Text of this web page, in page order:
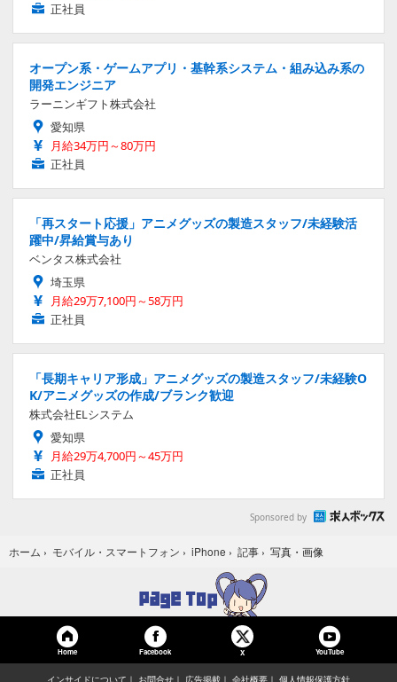
正社員
オープン系・ゲームアプリ・基幹系システム・組み込み系の
開発エンジニア
ラーニンギフト株式会社
愛知県
月給34万円～80万円
正社員
「再スタート応援」アニメグッズの製造スタッフ/未経験活
躍中/昇給賞与あり
ベンタス株式会社
埼玉県
月給29万7,100円～58万円
正社員
「長期キャリア形成」アニメグッズの製造スタッフ/未経験O
K/アニメグッズの作成/ブランク歓迎
株式会社ELシステム
愛知県
月給29万4,700円～45万円
正社員
Sponsored by
ホーム › モバイル・スマートフォン › iPhone › 記事 › 写真・画像
Home Facebook X YouTube
インサイドについて お問合せ 広告掲載 会社概要 個人情報保護方針